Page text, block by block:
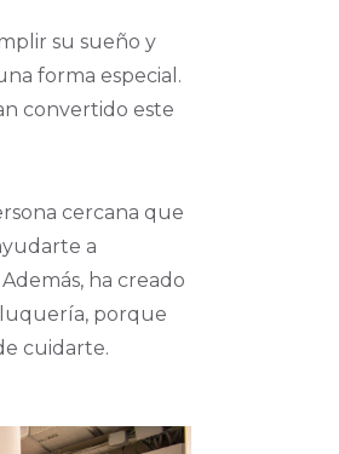
su sueño y
forma especial.
convertido este
cercana que
a
ha creado
porque
cuidarte.
Premium – Peinados,